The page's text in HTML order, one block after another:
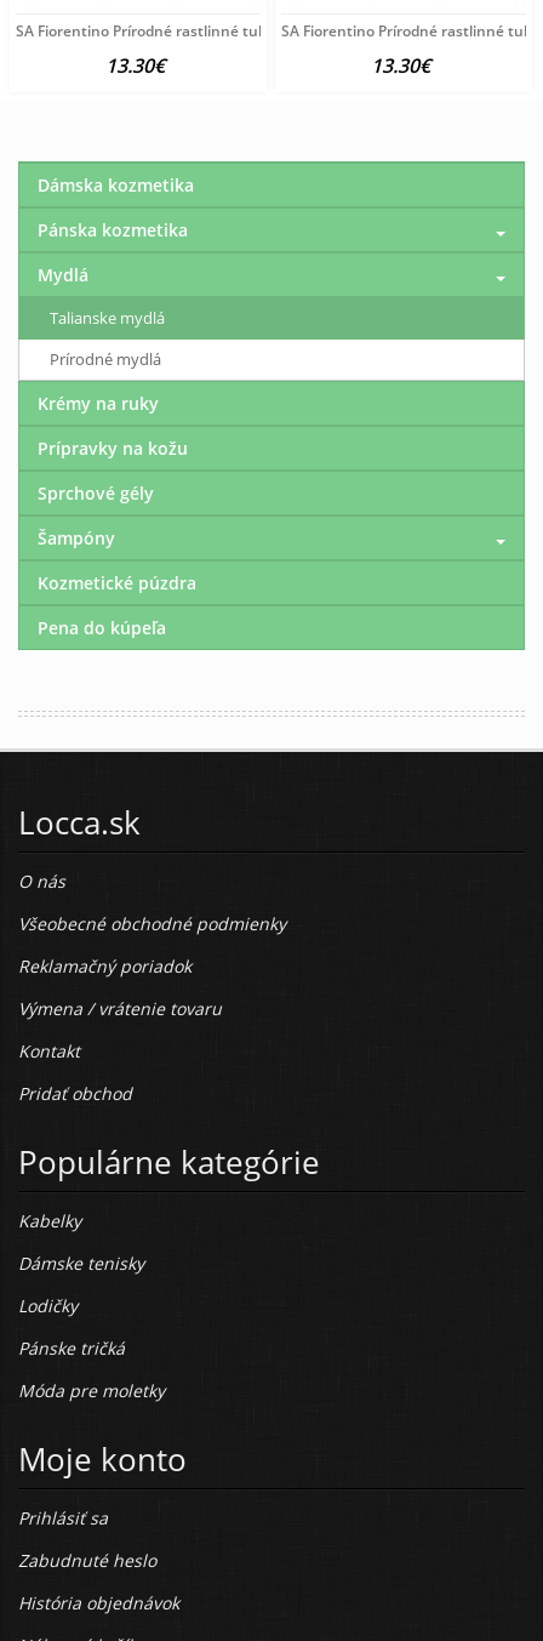
SA Fiorentino Prírodné rastlinné tuhé mydlo Ruža 3x125 g
13.30€
SA Fiorentino Prírodné rastlinné
13.30€
Dámska kozmetika
Pánska kozmetika
Mydlá
Talianske mydlá
Prírodné mydlá
Krémy na ruky
Prípravky na kožu
Sprchové gély
Šampóny
Kozmetické púzdra
Pena do kúpeľa
Locca.sk
O nás
Všeobecné obchodné podmienky
Reklamačný poriadok
Výmena / vrátenie tovaru
Kontakt
Pridať obchod
Populárne kategórie
Kabelky
Dámske tenisky
Lodičky
Pánske tričká
Móda pre moletky
Moje konto
Prihlásiť sa
Zabudnuté heslo
História objednávok